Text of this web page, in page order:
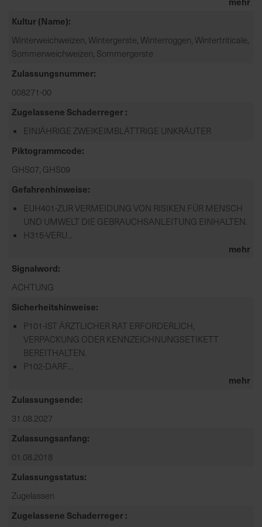
Kultur (Name)
Winterweichweizen, Wintergerste, Winterroggen, Wintertriticale,
Sommerweichweizen, Sommergerste
Zulassungsnummer
008271-00
Zugelassene Schaderreger
EINJÄHRIGE ZWEIKEIMBLÄTTRIGE UNKRÄUTER
Piktogrammcode
GHS07, GHS09
Gefahrenhinweise
EUH401-ZUR VERMEIDUNG VON RISIKEN FÜR MENSCH
UND UMWELT DIE GEBRAUCHSANLEITUNG EINHALTEN.
H315-VERU...
mehr
Signalword
ACHTUNG
Sicherheitshinweise
P101-IST ÄRZTLICHER RAT ERFORDERLICH,
VERPACKUNG ODER KENNZEICHNUNGSETIKETT
BEREITHALTEN.
P102-DARF...
mehr
Zulassungsende
31.08.2027
Zulassungsanfang
01.08.2018
Zulassungsstatus
Zugelassen
Zugelassene Schaderreger